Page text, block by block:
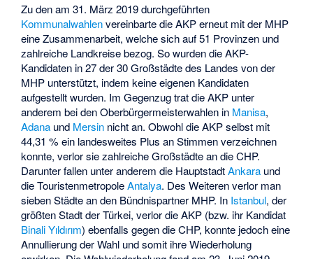
Zu den am 31. März 2019 durchgeführten
Kommunalwahlenvereinbarte die AKP erneut mit der MHP
eine Zusammenarbeit, welche sich auf 51 Provinzen und
zahlreiche Landkreise bezog. So wurden die AKP-
Kandidaten in 27 der 30 Großstädte des Landes von der
MHP unterstützt, indem keine eigenen Kandidaten
aufgestellt wurden. Im Gegenzug trat die AKP unter
anderem bei den Oberbürgermeisterwahlen in Manisa,
Adana und Mersin nicht an. Obwohl die AKP selbst mit
44,31 % ein landesweites Plus an Stimmen verzeichnen
konnte, verlor sie zahlreiche Großstädte an die CHP.
Darunter fallen unter anderem die HauptstadtAnkara und
die TouristenmetropoleAntalya. Des Weiteren verlor man
sieben Städte an den Bündnispartner MHP. In Istanbul, der
größten Stadt der Türkei, verlor die AKP (bzw. ihr Kandidat
Binali Yıldırım) ebenfalls gegen die CHP, konnte jedoch eine
Annullierung der Wahl und somit ihre Wiederholung